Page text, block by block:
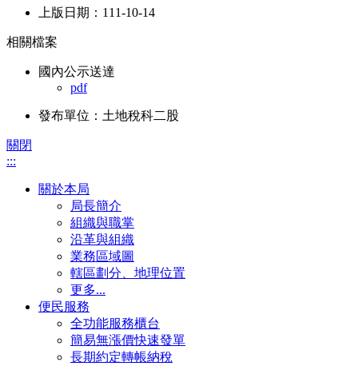
上版日期：111-10-14
相關檔案
國內公示送達
pdf
發布單位：土地稅科二股
關閉
:::
關於本局
局長簡介
組織與職掌
沿革與組織
業務區域圖
轄區劃分、地理位置
更多...
便民服務
全功能服務櫃台
簡易無漲價快速發單
長期約定轉帳納稅